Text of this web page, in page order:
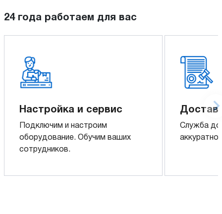
24 года работаем для вас
Настройка и сервис
Подключим и настроим
оборудование. Обучим ваших
сотрудников.
Служба
аккуратно